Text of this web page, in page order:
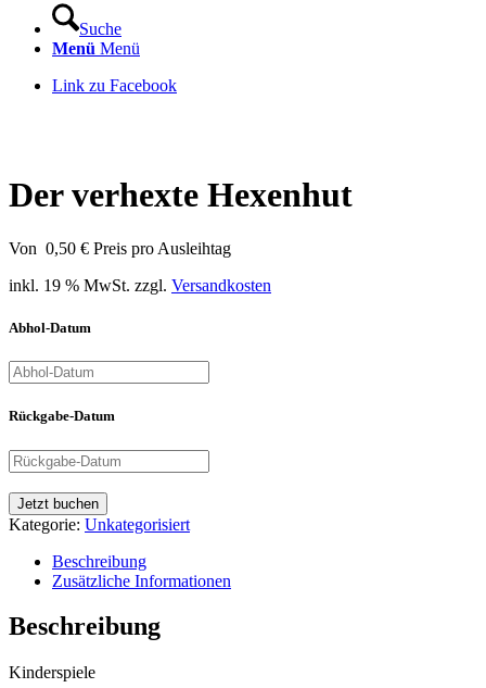
Suche
Menü Menü
Link zu Facebook
Der verhexte Hexenhut
Von 0,50 € Preis pro Ausleihtag
inkl. 19 % MwSt. zzgl. Versandkosten
Abhol-Datum
Rückgabe-Datum
Jetzt buchen
Kategorie: Unkategorisiert
Beschreibung
Zusätzliche Informationen
Beschreibung
Kinderspiele